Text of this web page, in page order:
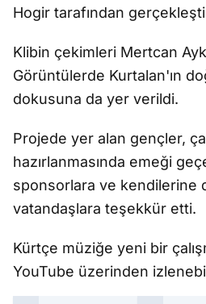
Hogir tarafından
Klibin çekimleri Mertcan
Görüntülerde Kurtalan'ın
dokusuna da yer verildi.
Projede yer alan gençler,
hazırlanmasında emeği
sponsorlara ve kendilerine
vatandaşlara teşekkür etti.
Kürtçe müziğe yeni bir
YouTube üzerinden